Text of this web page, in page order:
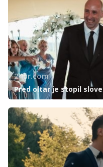
24ur.com
Pred oltar je stopil